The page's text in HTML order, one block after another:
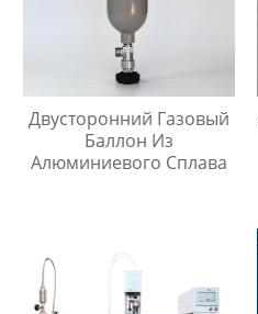
Двусторонний Газовый
Баллон Из
Алюминиевого Сплава